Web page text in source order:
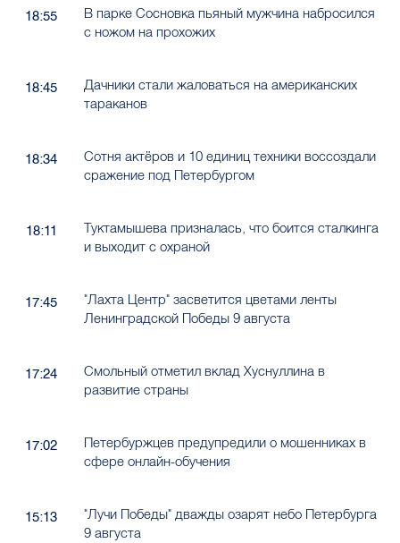
18:55
В парке Сосновка пьяный мужчина набросился
с ножом на прохожих
18:45
Дачники стали жаловаться на американских
тараканов
18:34
Сотня актёров и 10 единиц техники воссоздали
сражение под Петербургом
18:11
Туктамышева призналась, что боится сталкинга
и выходит с охраной
17:45
"Лахта Центр" засветится цветами ленты
Ленинградской Победы 9 августа
17:24
Смольный отметил вклад Хуснуллина в
развитие страны
17:02
Петербуржцев предупредили о мошенниках в
сфере онлайн-обучения
15:13
"Лучи Победы" дважды озарят небо Петербурга
9 августа